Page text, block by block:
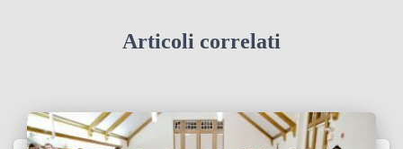
Articoli correlati